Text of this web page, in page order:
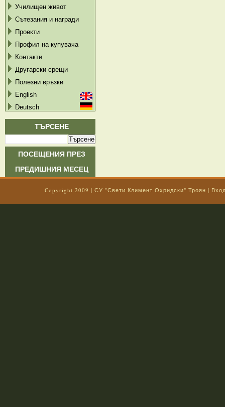
Училищен живот
Сътезания и награди
Проекти
Профил на купувача
Контакти
Другарски срещи
Полезни връзки
English
Deutsch
ТЪРСЕНЕ
ПОСЕЩЕНИЯ ПРЕЗ
ПРЕДИШНИЯ МЕСЕЦ
Copyright 2009 | СУ "Свети Климент Охридски" Троян |